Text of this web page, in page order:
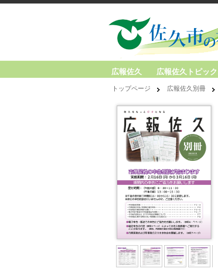
広報佐久 広報佐久トピッ
トップページ 広報佐久別冊